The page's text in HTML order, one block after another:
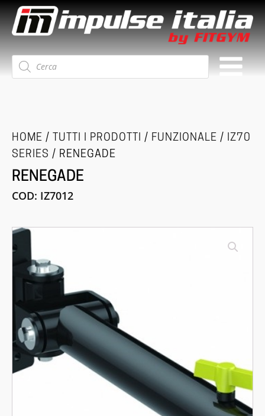
Ricerca
prodotti
HOME / TUTTI I PRODOTTI / FUNZIONALE / IZ70
SERIES / RENEGADE
RENEGADE
COD: IZ7012